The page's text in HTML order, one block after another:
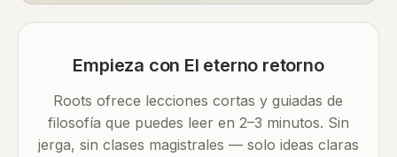
Empieza con El eterno retorno
Roots ofrece lecciones cortas y guiadas de
filosofía que puedes leer en 2–3 minutos. Sin
jerga, sin clases magistrales — solo ideas claras